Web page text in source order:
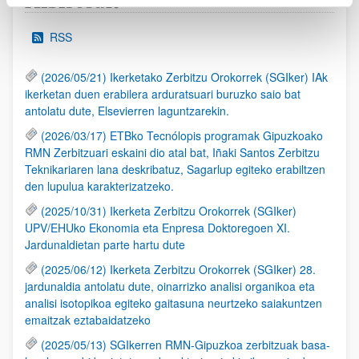
RSS
(2026/05/21) Ikerketako Zerbitzu Orokorrek (SGIker) IAk
ikerketan duen erabilera arduratsuari buruzko saio bat
antolatu dute, Elsevierren laguntzarekin.
(2026/03/17) ETBko Tecnólopis programak Gipuzkoako
RMN Zerbitzuari eskaini dio atal bat, Iñaki Santos Zerbitzu
Teknikariaren lana deskribatuz, Sagarlup egiteko erabiltzen
den lupulua karakterizatzeko.
(2025/10/31) Ikerketa Zerbitzu Orokorrek (SGIker)
UPV/EHUko Ekonomia eta Enpresa Doktoregoen XI.
Jardunaldietan parte hartu dute
(2025/06/12) Ikerketa Zerbitzu Orokorrek (SGIker) 28.
jardunaldia antolatu dute, oinarrizko analisi organikoa eta
analisi isotopikoa egiteko gaitasuna neurtzeko saiakuntzen
emaitzak eztabaidatzeko
(2025/05/13) SGIkerren RMN-Gipuzkoa zerbitzuak basa-